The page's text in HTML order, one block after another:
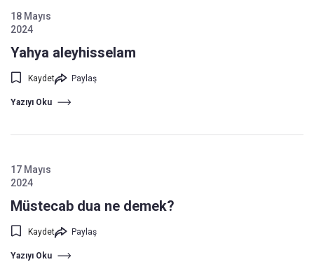
18 Mayıs
2024
Yahya aleyhisselam
Kaydet Paylaş
Yazıyı Oku
17 Mayıs
2024
Müstecab dua ne demek?
Kaydet Paylaş
Yazıyı Oku